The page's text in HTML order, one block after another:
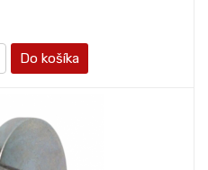
Do košíka